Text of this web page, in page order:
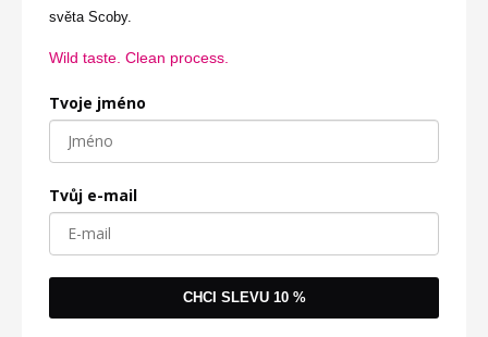
světa Scoby.
Wild taste. Clean process.
Tvoje jméno
Tvůj e-mail
CHCI SLEVU 10 %